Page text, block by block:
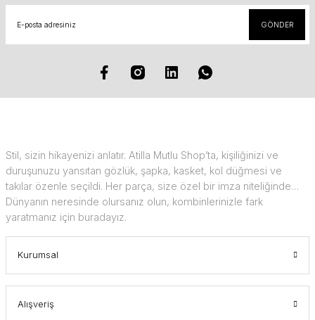
GÖNDER
Stil, sizin hikayenizi anlatır. Atilla Mutlu Shop’ta, kişiliğinizi ve
duruşunuzu yansıtan gözlük, şapka, kasket, kol düğmesi ve
takılar özenle seçildi. Her parça, size özel bir imza niteliğinde…
Dünyanın neresinde olursanız olun, kombinlerinizle fark
yaratmanız için buradayız.
Kurumsal
Alışveriş